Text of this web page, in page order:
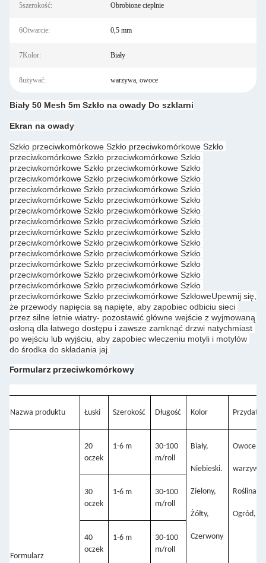
5szerokość: Obrobione cieplnie
6Otwarcie: 0,5 mm
7Kolor: Biały
8używać: warzywa, owoce
Biały 50 Mesh 5m Szkło na owady Do szklarni
Ekran na owady
Szkło przeciwkomórkowe Szkło przeciwkomórkowe Szkło
przeciwkomórkowe Szkło przeciwkomórkowe Szkło
przeciwkomórkowe Szkło przeciwkomórkowe Szkło
przeciwkomórkowe Szkło przeciwkomórkowe Szkło
przeciwkomórkowe Szkło przeciwkomórkowe Szkło
przeciwkomórkowe Szkło przeciwkomórkowe Szkło
przeciwkomórkowe Szkło przeciwkomórkowe Szkło
przeciwkomórkowe Szkło przeciwkomórkowe Szkło
przeciwkomórkowe Szkło przeciwkomórkowe Szkło
przeciwkomórkowe Szkło przeciwkomórkowe Szkło
przeciwkomórkowe Szkło przeciwkomórkowe Szkło
przeciwkomórkowe Szkło przeciwkomórkowe Szkło
przeciwkomórkowe Szkło przeciwkomórkowe Szkło
przeciwkomórkowe Szkło przeciwkomórkowe Szkło
przeciwkomórkowe Szkło przeciwkomórkowe SzkłoweUpewnij się,
że przewody napięcia są napięte, aby zapobiec odbiciu sieci
przez silne letnie wiatry- pozostawić główne wejście z wyjmowaną
osłoną dla łatwego dostępu i zawsze zamknąć drzwi natychmiast
po wejściu lub wyjściu, aby zapobiec wleczeniu motyli i motylów
do środka do składania jaj.
Formularz przeciwkomórkowy
Nazwa produktu Łuski Szerokość Długość Kolor
Formularz
20
oczek
1-6 m
30-100
m/roll
Biały,
Niebieski.
Zielony,
Żółty,
Czerwony
Owoce,
warzywa,
Roślina,
Ogród,
30
oczek
1-6 m
30-100
m/roll
40
oczek
1-6 m
30-100
m/roll